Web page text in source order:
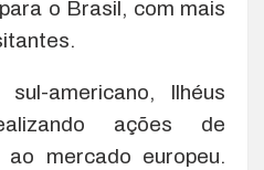
o Brasil, com mais
americano, Ilhéus
ações de
mercado europeu.